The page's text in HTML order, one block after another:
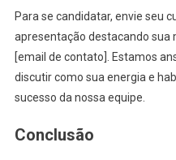
Para se candidatar, envie seu
apresentação destacando sua
[email de contato]. Estamos
discutir como sua energia e
sucesso da nossa equipe.
Conclusão